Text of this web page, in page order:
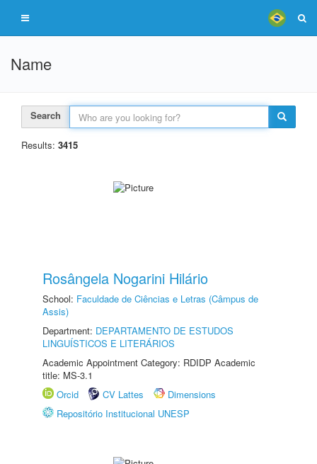
Name
Search
Results: 3415
Rosângela Nogarini Hilário
School: Faculdade de Ciências e Letras (Câmpus de
Assis)
Department: DEPARTAMENTO DE ESTUDOS
LINGUÍSTICOS E LITERÁRIOS
Academic Appointment Category: RDIDP Academic
title: MS-3.1
Orcid
CV Lattes
Dimensions
Repositório Institucional UNESP